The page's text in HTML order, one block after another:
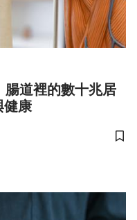
腸道裡的數十兆居
健康
儲